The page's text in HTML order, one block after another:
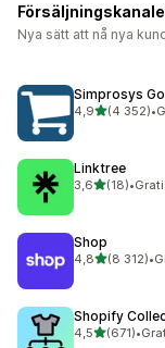
Nya sätt att nå nya
Simprosys
4,9av 5 stjärnor
(4 352)
4352 •
Linktree
3,6av 5 stjärnor
(18)
18 recensioner
•
Shop
4,8av 5 stjärnor
(8 312)
8312 •
Shopify
4,5av 5 stjärnor
(671)
671 •